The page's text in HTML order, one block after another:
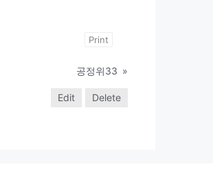
Print
공정위33 »
Edit Delete